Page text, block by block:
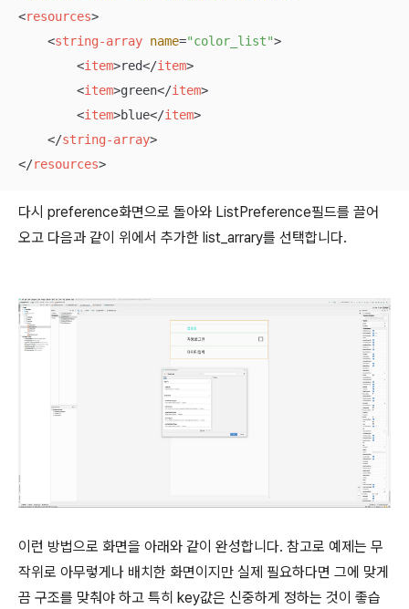
<resources>
<string-array name="color_list">
<item>red</item>
<item>green</item>
<item>blue</item>
</string-array>
</resources>
다시 preference화면으로 돌아와 ListPreference필드를 끌어
오고 다음과 같이 위에서 추가한 list_arrary를 선택합니다.
이런 방법으로 화면을 아래와 같이 완성합니다. 참고로 예제는 무
작위로 아무렇게나 배치한 화면이지만 실제 필요하다면 그에 맞게
끔 구조를 맞춰야 하고 특히 key값은 신중하게 정하는 것이 좋습